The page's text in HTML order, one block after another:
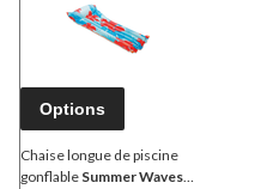
Options
Chaise longue de piscine
gonflable Summer Waves